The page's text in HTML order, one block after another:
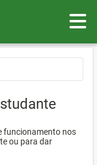
funcionamento nos
ou para dar